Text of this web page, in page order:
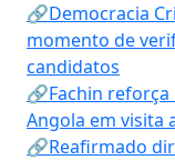
🔗Democracia
momento de
candidatos
🔗Fachin
Angola em visita
🔗Reafirmado